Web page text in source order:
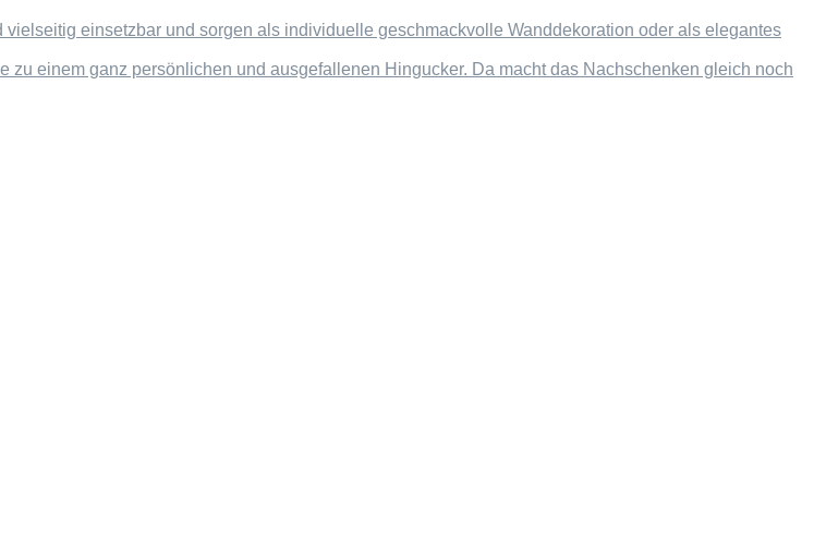
einsetzbar und sorgen als individuelle geschmackvolle Wanddekoration oder als elegantes
zu einem ganz persönlichen und ausgefallenen Hingucker. Da macht das Nachschenken gleich noch